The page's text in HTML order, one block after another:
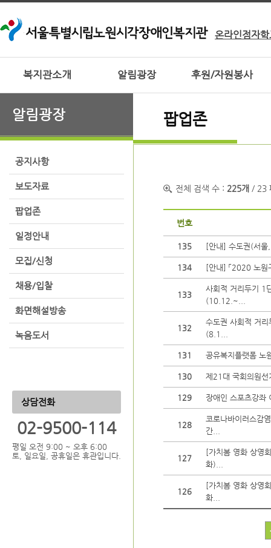
온라인점자
복지관소개 알림광장 후원/자원봉사
알림광장
공지사항
보도자료
팝업존
일정안내
모집/신청
채용/입찰
화면해설방송
녹음도서
상담전화
02-9500-114
평일 오전 9:00 ~ 오후 6:00
토, 일요일, 공휴일은 휴관입니다.
팝업존
전체 검색 수 : 225개 / 23
번호
135 [안내] 수도권(서
134 [안내] 「2020 노
133
사회적 거리두기 1
(10.12.~...
132
수도권 사회적 거
(8.1...
131 공유복지플랫폼 노
130 제21대 국회의원선
129 장애인 스포츠강좌
128
코로나바이러스감
간...
127
[가치봄 영화 상영
화)...
126
[가치봄 영화 상영
화...